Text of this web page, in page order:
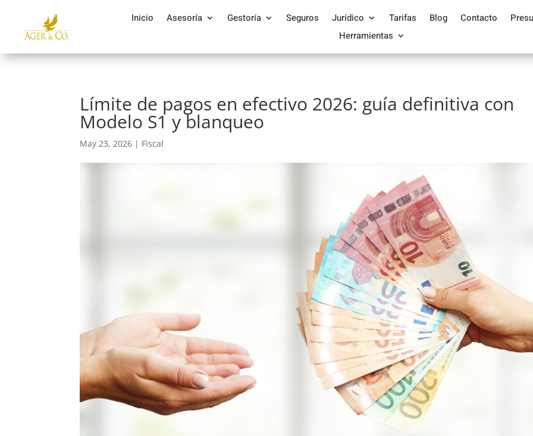
Inicio Asesoría Gestoría Seguros Jurídico Tarifas Blog Contacto
Herramientas
Límite de pagos en efectivo 2026: guía definitiva con
Modelo S1 y blanqueo
May 23, 2026 | Fiscal